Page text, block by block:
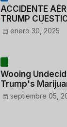
ACCIDENTE
TRUMP
ACTUACIÓN DE
enero 30, 2025
Wooing
Trump's
Porn Expert
septiembre 05,